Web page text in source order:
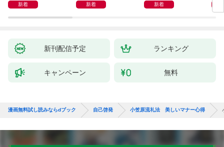
新着 新着 新着
新刊配信予定 ランキング
キャンペーン 無料
漫画無料試し読みならdブック 自己啓発 小笠原流礼法 美しいマナー心得